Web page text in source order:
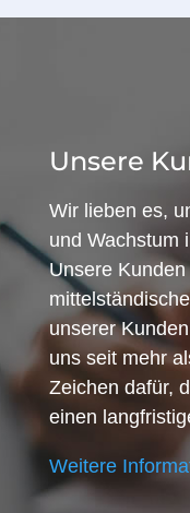
Unsere
Wir lieben es,
und Wachstum
Unsere
unserer
uns seit mehr
Zeichen dafür,
einen
Weitere